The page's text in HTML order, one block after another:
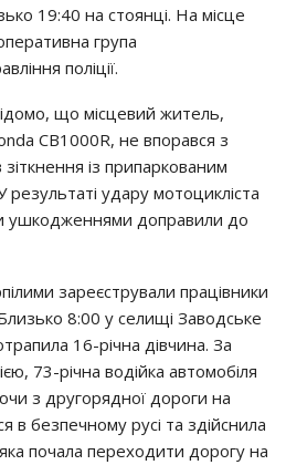
19:40 на стоянці. На місце
група
поліції.
що місцевий житель,
CB1000R, не впорався з
із припаркованим
удару мотоцикліста
ушкодженнями доправили до
зареєстрували працівники
8:00 у селищі Заводське
16-річна дівчина. За
73-річна водійка автомобіля
з другорядної дороги на
в безпечному русі та здійснила
почала переходити дорогу на